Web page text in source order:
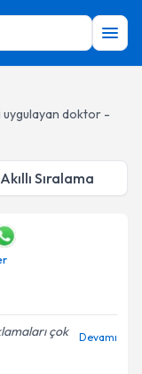
uygulayan doktor -
Akıllı Sıralama
çok
Devamı